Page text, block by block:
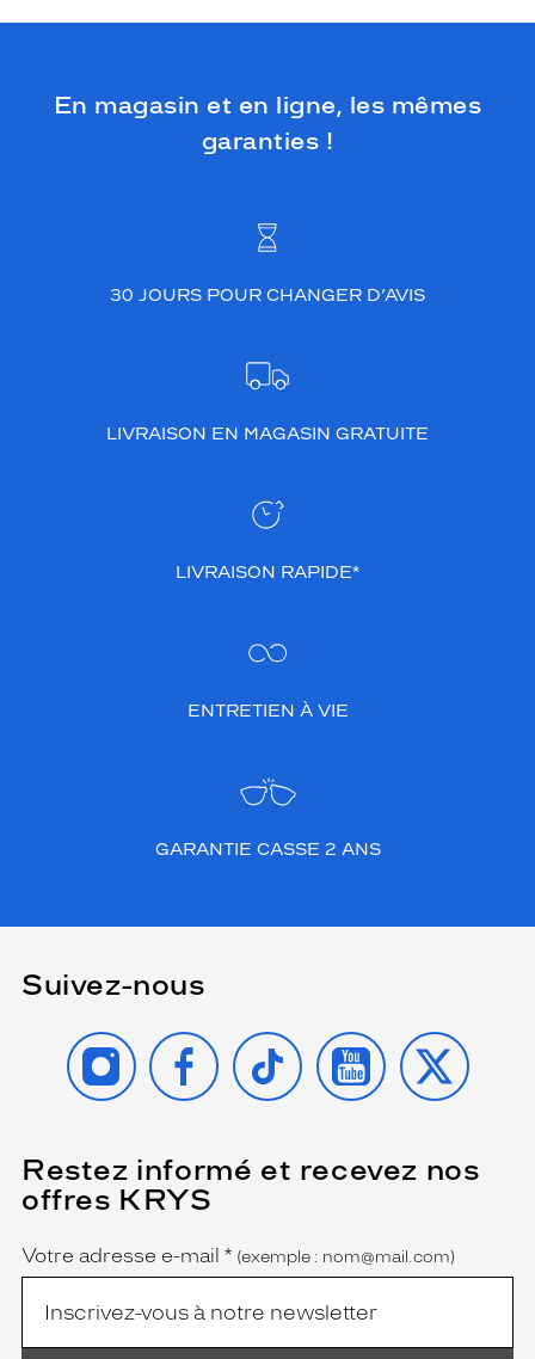
En magasin et en ligne, les mêmes
garanties !
30 JOURS POUR CHANGER D’AVIS
LIVRAISON EN MAGASIN GRATUITE
LIVRAISON RAPIDE*
ENTRETIEN À VIE
GARANTIE CASSE 2 ANS
Suivez-nous
INSTAGRAMFACEBOOK
TIKTOK YOUTUBE
X
Restez informé et recevez nos
offres KRYS
Name
Votre adresse e-mail *
(Ce
champ
est
obligatoire)
(exemple : nom@mail.com)